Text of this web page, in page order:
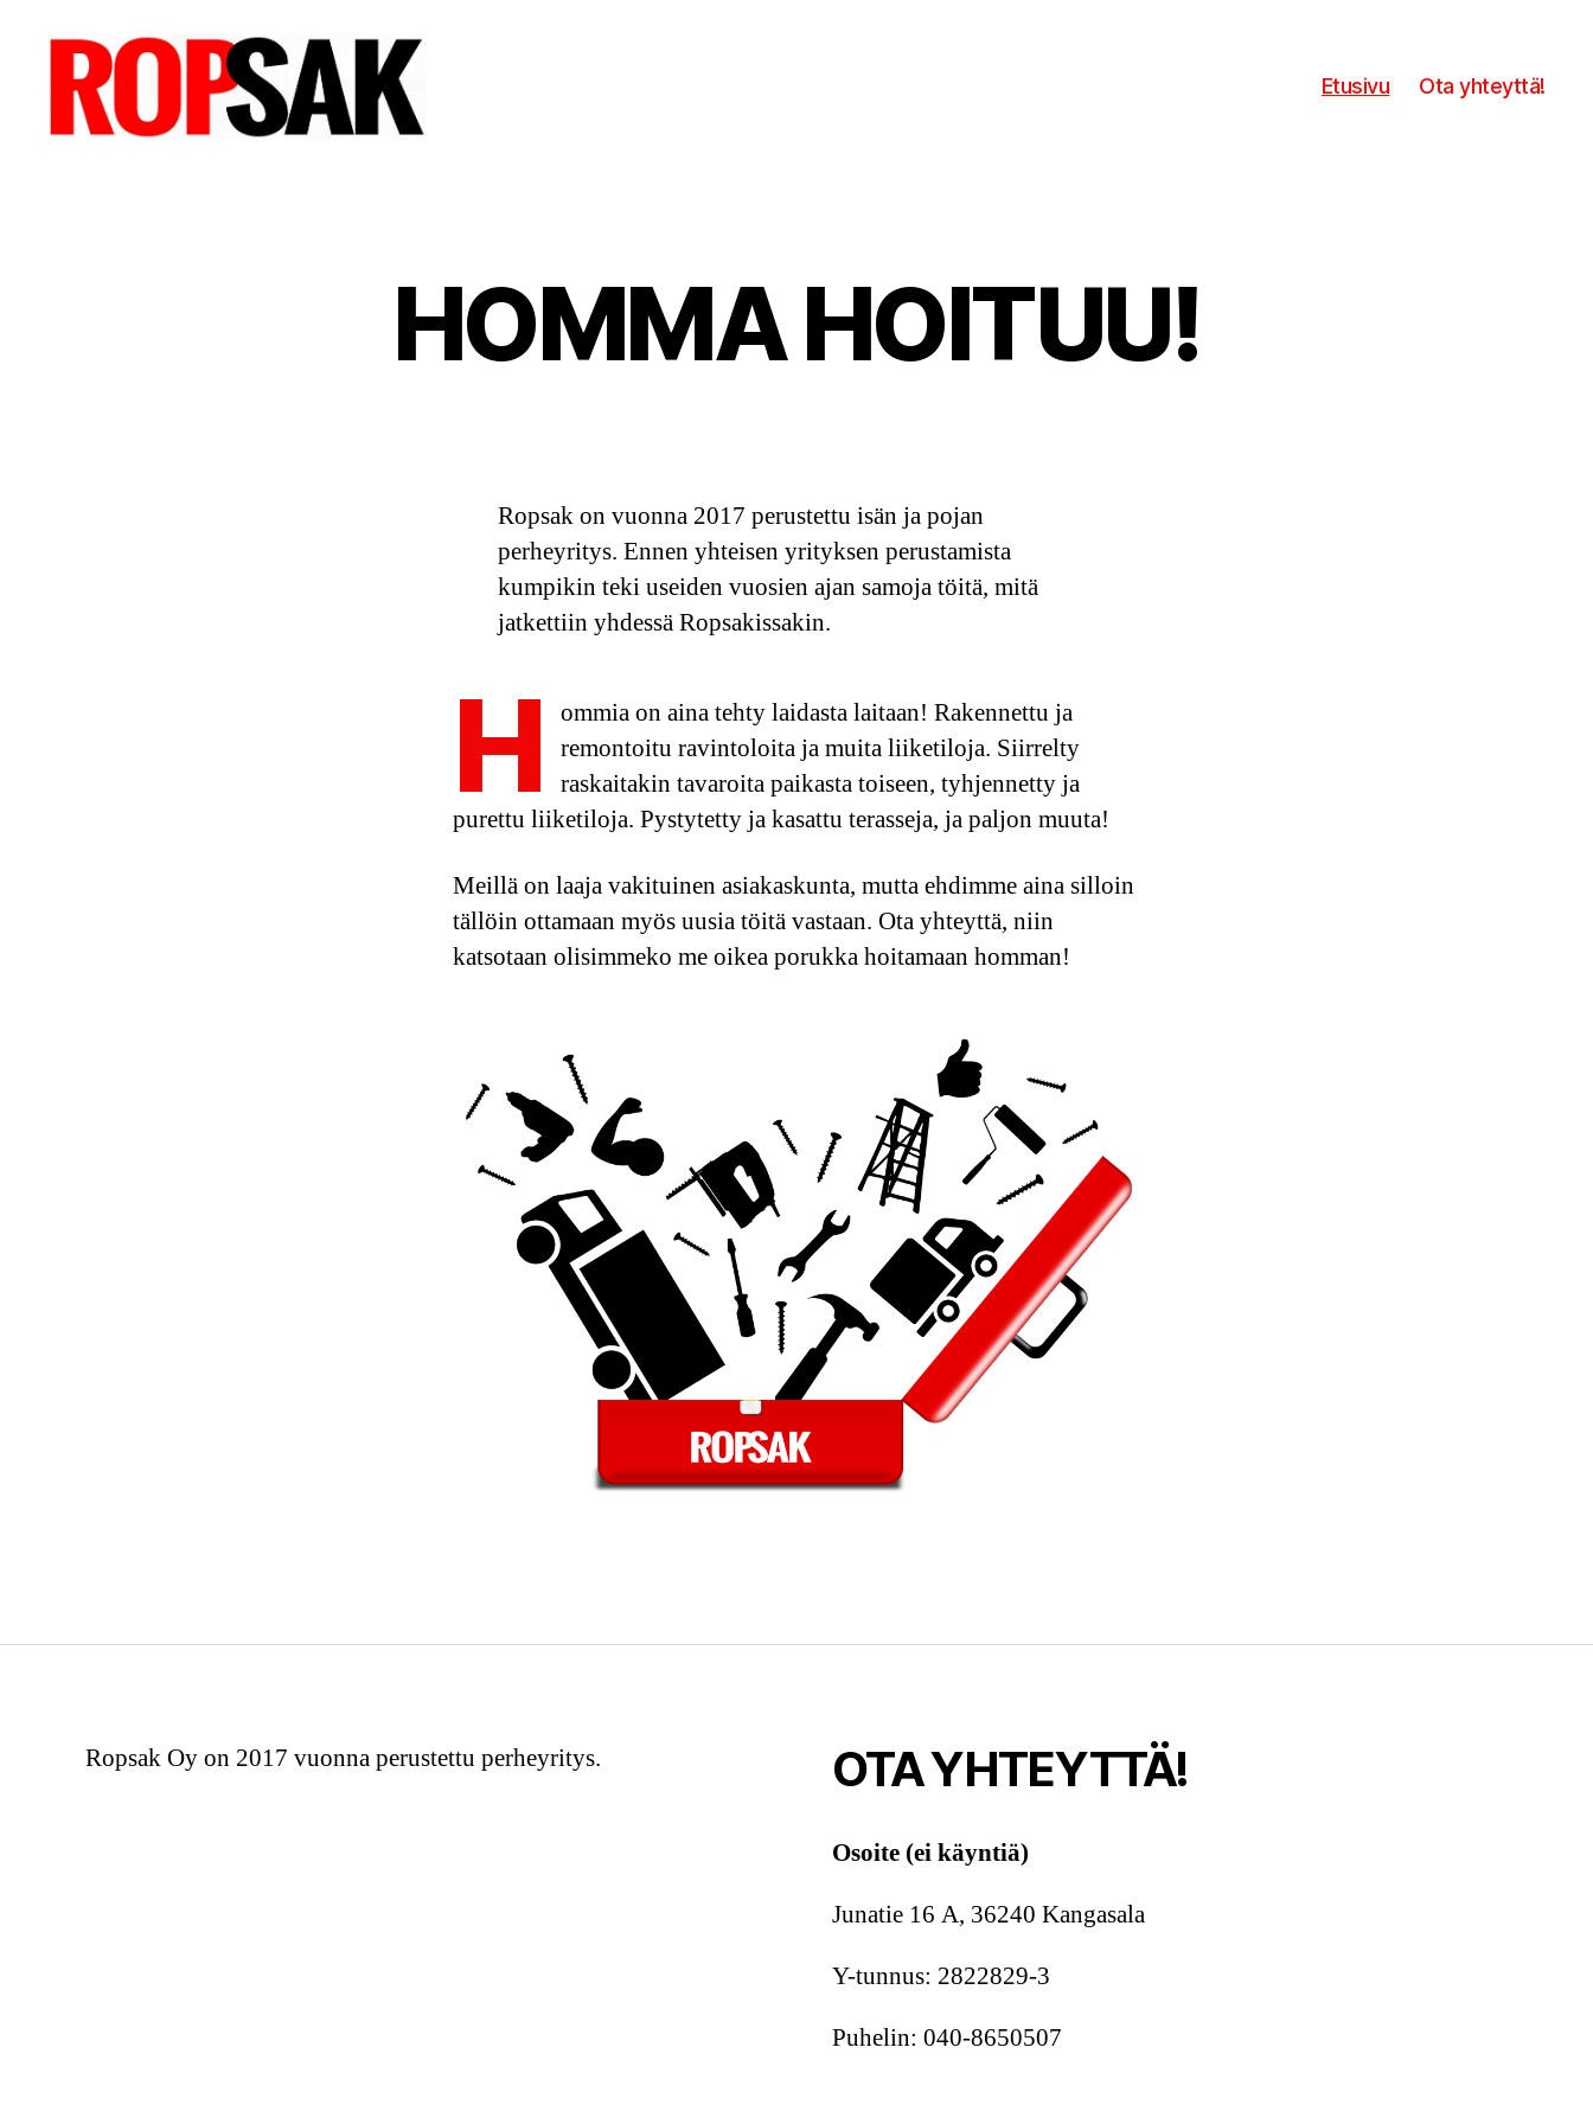
Etusivu Ota yhteyttä!
HOMMA HOITUU!
Ropsak on vuonna 2017 perustettu isän ja pojan
perheyritys. Ennen yhteisen yrityksen perustamista
kumpikin teki useiden vuosien ajan samoja töitä, mitä
jatkettiin yhdessä Ropsakissakin.
H
ommia on aina tehty laidasta laitaan! Rakennettu ja
remontoitu ravintoloita ja muita liiketiloja. Siirrelty
raskaitakin tavaroita paikasta toiseen, tyhjennetty ja
purettu liiketiloja. Pystytetty ja kasattu terasseja, ja paljon muuta!
Meillä on laaja vakituinen asiakaskunta, mutta ehdimme aina silloin
tällöin ottamaan myös uusia töitä vastaan. Ota yhteyttä, niin
katsotaan olisimmeko me oikea porukka hoitamaan homman!
Ropsak Oy on 2017 vuonna perustettu perheyritys. OTA YHTEYTTÄ!
Osoite (ei käyntiä)
Junatie 16 A, 36240 Kangasala
Y-tunnus: 2822829-3
Puhelin: 040-8650507